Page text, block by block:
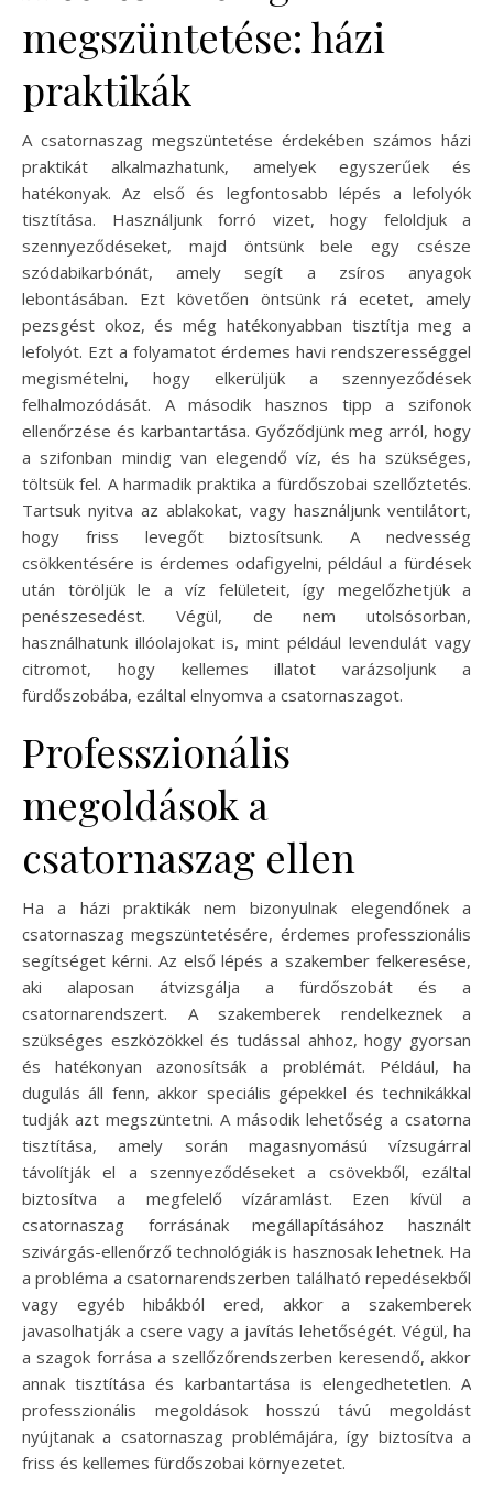
megszüntetése: házi
praktikák
A csatornaszag megszüntetése érdekében számos házi
praktikát alkalmazhatunk, amelyek egyszerűek és
hatékonyak. Az első és legfontosabb lépés a lefolyók
tisztítása. Használjunk forró vizet, hogy feloldjuk a
szennyeződéseket, majd öntsünk bele egy csésze
szódabikarbónát, amely segít a zsíros anyagok
lebontásában. Ezt követően öntsünk rá ecetet, amely
pezsgést okoz, és még hatékonyabban tisztítja meg a
lefolyót. Ezt a folyamatot érdemes havi rendszerességgel
megismételni, hogy elkerüljük a szennyeződések
felhalmozódását. A második hasznos tipp a szifonok
ellenőrzése és karbantartása. Győződjünk meg arról, hogy
a szifonban mindig van elegendő víz, és ha szükséges,
töltsük fel. A harmadik praktika a fürdőszobai szellőztetés.
Tartsuk nyitva az ablakokat, vagy használjunk ventilátort,
hogy friss levegőt biztosítsunk. A nedvesség
csökkentésére is érdemes odafigyelni, például a fürdések
után töröljük le a víz felületeit, így megelőzhetjük a
penészesedést. Végül, de nem utolsósorban,
használhatunk illóolajokat is, mint például levendulát vagy
citromot, hogy kellemes illatot varázsoljunk a
fürdőszobába, ezáltal elnyomva a csatornaszagot.
Professzionális
megoldások a
csatornaszag ellen
Ha a házi praktikák nem bizonyulnak elegendőnek a
csatornaszag megszüntetésére, érdemes professzionális
segítséget kérni. Az első lépés a szakember felkeresése,
aki alaposan átvizsgálja a fürdőszobát és a
csatornarendszert. A szakemberek rendelkeznek a
szükséges eszközökkel és tudással ahhoz, hogy gyorsan
és hatékonyan azonosítsák a problémát. Például, ha
dugulás áll fenn, akkor speciális gépekkel és technikákkal
tudják azt megszüntetni. A második lehetőség a csatorna
tisztítása, amely során magasnyomású vízsugárral
távolítják el a szennyeződéseket a csövekből, ezáltal
biztosítva a megfelelő vízáramlást. Ezen kívül a
csatornaszag forrásának megállapításához használt
szivárgás-ellenőrző technológiák is hasznosak lehetnek. Ha
a probléma a csatornarendszerben található repedésekből
vagy egyéb hibákból ered, akkor a szakemberek
javasolhatják a csere vagy a javítás lehetőségét. Végül, ha
a szagok forrása a szellőzőrendszerben keresendő, akkor
annak tisztítása és karbantartása is elengedhetetlen. A
professzionális megoldások hosszú távú megoldást
nyújtanak a csatornaszag problémájára, így biztosítva a
friss és kellemes fürdőszobai környezetet.